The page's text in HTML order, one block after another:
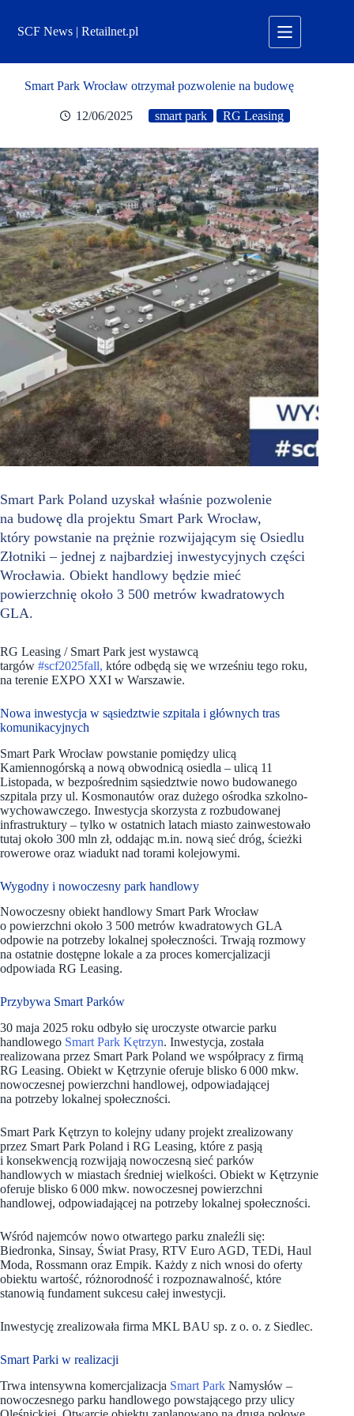
treściSCF News | Retailnet.pl
Smart Park Wrocław otrzymał pozwolenie na budowę
12/06/2025 smart park RG Leasing
Smart Park Poland uzyskał właśnie pozwolenie
na budowę dla projektu Smart Park Wrocław,
który powstanie na prężnie rozwijającym się Osiedlu
Złotniki – jednej z najbardziej inwestycyjnych części
Wrocławia. Obiekt handlowy będzie mieć
powierzchnię około 3 500 metrów kwadratowych
GLA.
RG Leasing / Smart Park jest wystawcą
targów #scf2025fall, które odbędą się we wrześniu tego roku,
na terenie EXPO XXI w Warszawie.
Nowa inwestycja w sąsiedztwie szpitala i głównych tras
komunikacyjnych
Smart Park Wrocław powstanie pomiędzy ulicą
Kamiennogórską a nową obwodnicą osiedla – ulicą 11
Listopada, w bezpośrednim sąsiedztwie nowo budowanego
szpitala przy ul. Kosmonautów oraz dużego ośrodka szkolno-
wychowawczego. Inwestycja skorzysta z rozbudowanej
infrastruktury – tylko w ostatnich latach miasto zainwestowało
tutaj około 300 mln zł, oddając m.in. nową sieć dróg, ścieżki
rowerowe oraz wiadukt nad torami kolejowymi.
Wygodny i nowoczesny park handlowy
Nowoczesny obiekt handlowy Smart Park Wrocław
o powierzchni około 3 500 metrów kwadratowych GLA
odpowie na potrzeby lokalnej społeczności. Trwają rozmowy
na ostatnie dostępne lokale a za proces komercjalizacji
odpowiada RG Leasing.
Przybywa Smart Parków
30 maja 2025 roku odbyło się uroczyste otwarcie parku
handlowego Smart Park Kętrzyn. Inwestycja, została
realizowana przez Smart Park Poland we współpracy z firmą
RG Leasing. Obiekt w Kętrzynie oferuje blisko 6 000 mkw.
nowoczesnej powierzchni handlowej, odpowiadającej
na potrzeby lokalnej społeczności.
Smart Park Kętrzyn to kolejny udany projekt zrealizowany
przez Smart Park Poland i RG Leasing, które z pasją
i konsekwencją rozwijają nowoczesną sieć parków
handlowych w miastach średniej wielkości. Obiekt w Kętrzynie
oferuje blisko 6 000 mkw. nowoczesnej powierzchni
handlowej, odpowiadającej na potrzeby lokalnej społeczności.
Wśród najemców nowo otwartego parku znaleźli się:
Biedronka, Sinsay, Świat Prasy, RTV Euro AGD, TEDi, Haul
Moda, Rossmann oraz Empik. Każdy z nich wnosi do oferty
obiektu wartość, różnorodność i rozpoznawalność, które
stanowią fundament sukcesu całej inwestycji.
Inwestycję zrealizowała firma MKL BAU sp. z o. o. z Siedlec.
Smart Parki w realizacji
Trwa intensywna komercjalizacja Smart Park Namysłów –
nowoczesnego parku handlowego powstającego przy ulicy